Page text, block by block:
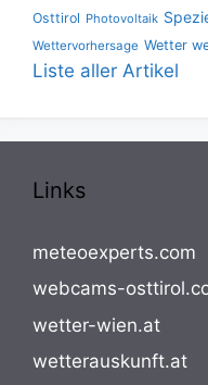
Osttirol Photovoltaik
Wettervorhersage Wetter
Liste aller Artikel
Links
meteoexperts.com
webcams-
wetter-wien.at
wetterauskunft.at